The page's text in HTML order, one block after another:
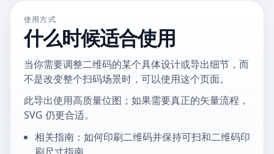
使用方式
什么时候适合使用
当你需要调整二维码的某个具体设计或导出细节，而
不是改变整个扫码场景时，可以使用这个页面。
此导出使用高质量位图；如果需要真正的矢量流程，
SVG 仍更合适。
相关指南：如何印刷二维码并保持可扫和二维码印